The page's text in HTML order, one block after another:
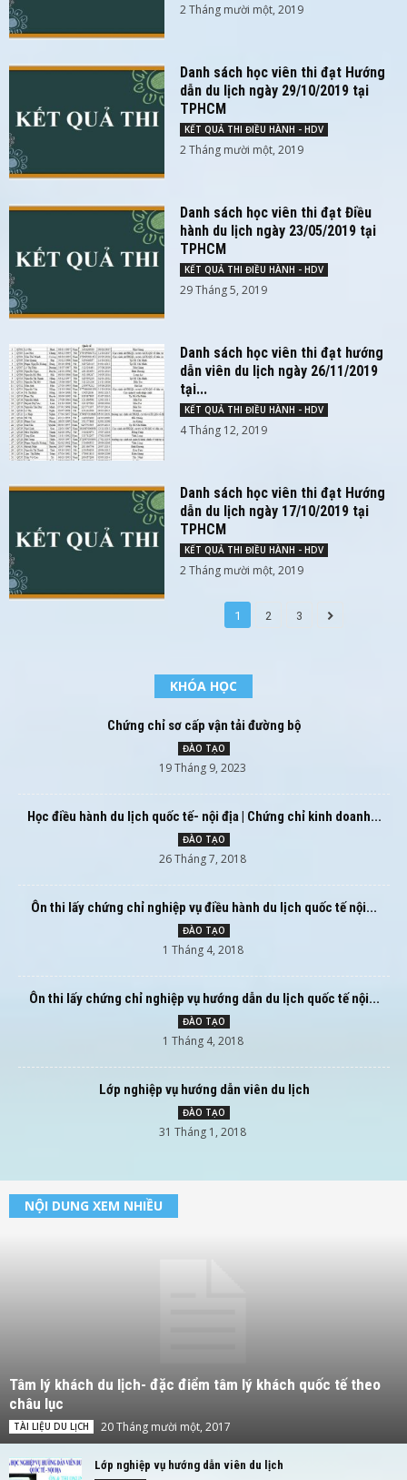
2 Tháng mười một, 2019
Danh sách học viên thi đạt Hướng
dẫn du lịch ngày 29/10/2019 tại
TPHCM
KẾT QUẢ THI ĐIỀU HÀNH - HDV
2 Tháng mười một, 2019
Danh sách học viên thi đạt Điều
hành du lịch ngày 23/05/2019 tại
TPHCM
KẾT QUẢ THI ĐIỀU HÀNH - HDV
29 Tháng 5, 2019
Danh sách học viên thi đạt hướng
dẫn viên du lịch ngày 26/11/2019
tại...
KẾT QUẢ THI ĐIỀU HÀNH - HDV
4 Tháng 12, 2019
Danh sách học viên thi đạt Hướng
dẫn du lịch ngày 17/10/2019 tại
TPHCM
KẾT QUẢ THI ĐIỀU HÀNH - HDV
2 Tháng mười một, 2019
1 2 3
KHÓA HỌC
Chứng chỉ sơ cấp vận tải đường bộ
ĐÀO TẠO
19 Tháng 9, 2023
Học điều hành du lịch quốc tế- nội địa | Chứng chỉ kinh doanh...
ĐÀO TẠO
26 Tháng 7, 2018
Ôn thi lấy chứng chỉ nghiệp vụ điều hành du lịch quốc tế nội...
ĐÀO TẠO
1 Tháng 4, 2018
Ôn thi lấy chứng chỉ nghiệp vụ hướng dẫn du lịch quốc tế nội...
ĐÀO TẠO
1 Tháng 4, 2018
Lớp nghiệp vụ hướng dẫn viên du lịch
ĐÀO TẠO
31 Tháng 1, 2018
NỘI DUNG XEM NHIỀU
Tâm lý khách du lịch- đặc điểm tâm lý khách quốc tế theo
châu lục
TÀI LIỆU DU LỊCH 20 Tháng mười một, 2017
Lớp nghiệp vụ hướng dẫn viên du lịch